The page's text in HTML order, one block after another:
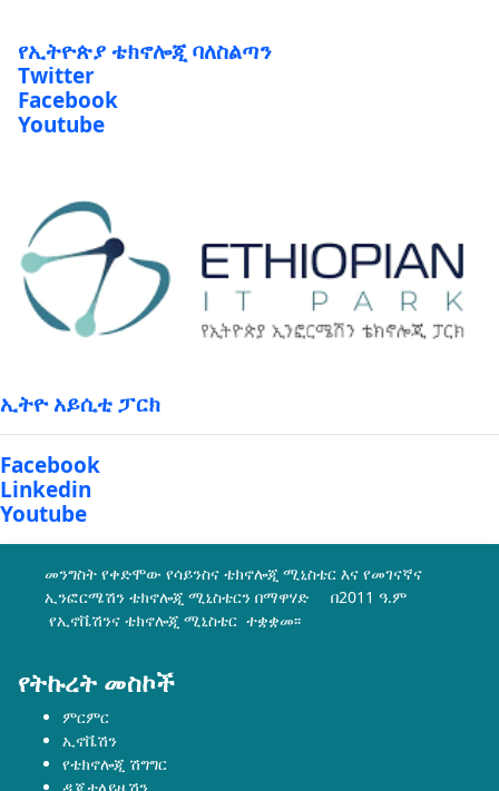
የኢትዮጵያ ቴክኖሎጂ ባለስልጣን
Twitter
Facebook
Youtube
ኢትዮ አይሲቲ ፓርክ
Facebook
Linkedin
Youtube
መንግስት የቀድሞው የሳይንስና ቴክኖሎጂ ሚኒስቴር እና የመገናኛና
ኢንፎርሜሽን ቴክኖሎጂ ሚኒስቴርን በማዋሃድ በ2011 ዓ.ም
የኢኖቬሽንና ቴክኖሎጂ ሚኒስቴር ተቋቋመ፡፡
የትኩረት መስኮች
ምርምር
ኢኖቬሽን
የቴክኖሎጂ ሽግግር